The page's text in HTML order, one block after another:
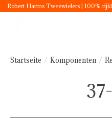
Robert Harms Tweewielers | 100%
Startseite / Komponenten /